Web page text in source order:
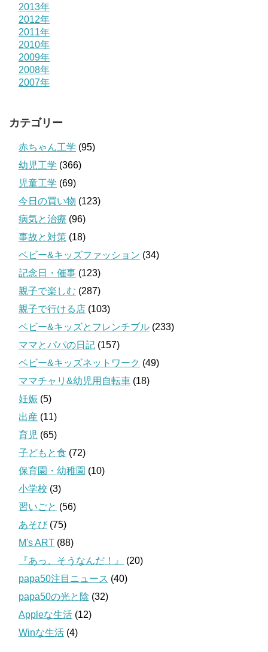
2013年
2012年
2011年
2010年
2009年
2008年
2007年
カテゴリー
赤ちゃん工学 (95)
幼児工学 (366)
児童工学 (69)
今日の買い物 (123)
病気と治療 (96)
事故と対策 (18)
ベビー&キッズファッション (34)
記念日・催事 (123)
親子で楽しむ (287)
親子で行ける店 (103)
ベビー&キッズとフレンチブル (233)
ママとパパの日記 (157)
ベビー&キッズネットワーク (49)
ママチャリ&幼児用自転車 (18)
妊娠 (5)
出産 (11)
育児 (65)
子どもと食 (72)
保育園・幼稚園 (10)
小学校 (3)
習いごと (56)
あそび(75)
M's ART (88)
『あっ、そうなんだ！』
(20)
papa50注目ニュース (40)
papa50の光と陰 (32)
Appleな生活 (12)
Winな生活 (4)